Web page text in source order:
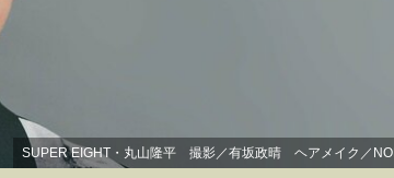
次世代へのバトン
SUPER EIGHT・丸山隆平 撮影／有坂政晴 ヘアメイク／